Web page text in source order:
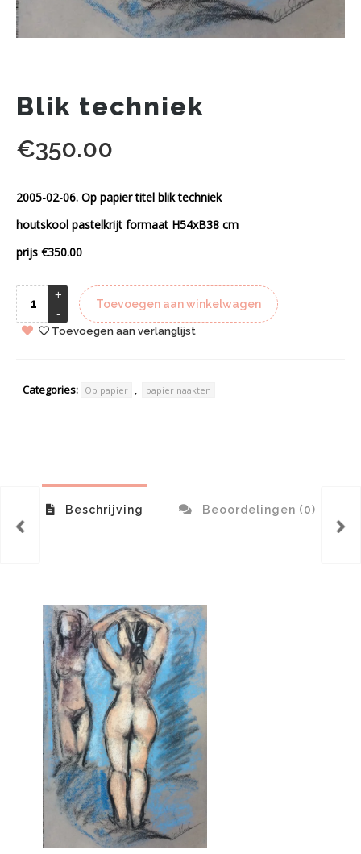
Blik techniek
€350.00
2005-02-06. Op papier titel blik techniek
houtskool pastelkrijt formaat H54xB38 cm
prijs €350.00
Toevoegen aan winkelwagen
Toevoegen aan verlanglijst
Categories: Op papier , papier naakten
Beschrijving Beoordelingen (0)